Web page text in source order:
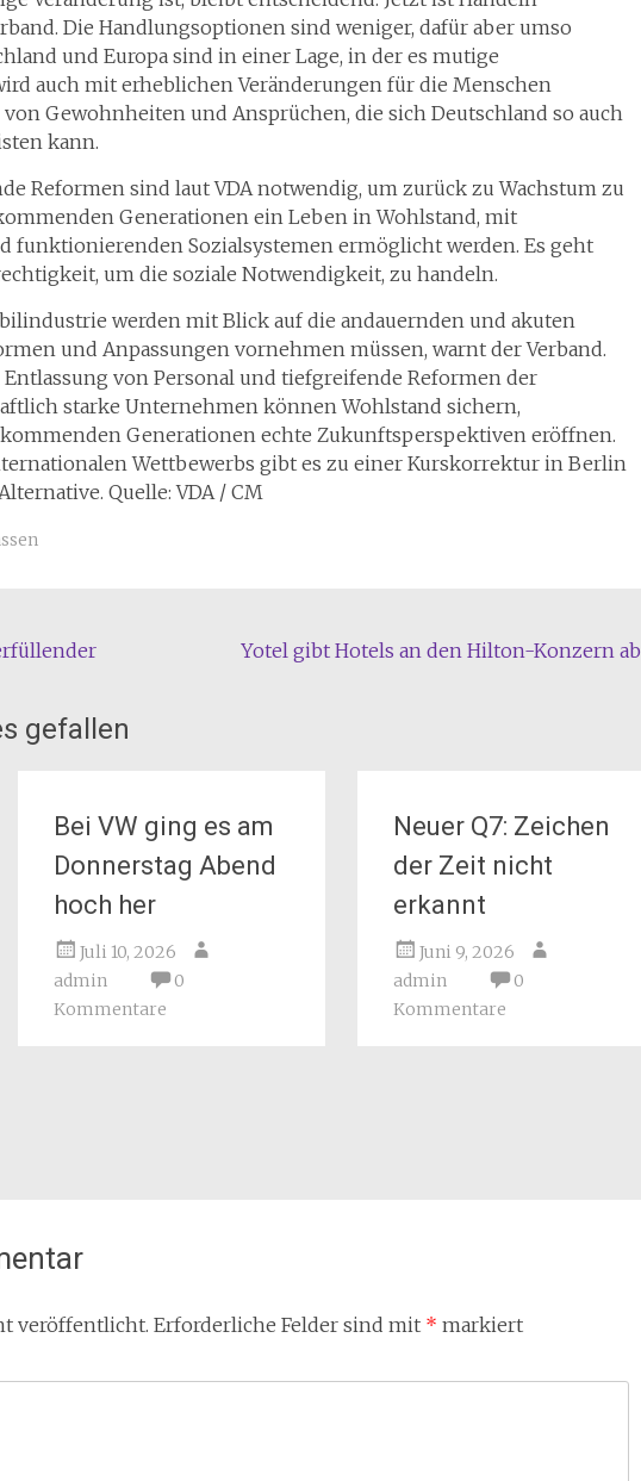
Die Handlungsoptionen sind weniger, dafür aber umso
und Europa sind in einer Lage, in der es mutige
auch mit erheblichen Veränderungen für die Menschen
Gewohnheiten und Ansprüchen, die sich Deutschland so auch
kann.
Reformen sind laut VDA notwendig, um zurück zu Wachstum zu
Generationen ein Leben in Wohlstand, mit
funktionierenden Sozialsystemen ermöglicht werden. Es geht
um die soziale Notwendigkeit, zu handeln.
werden mit Blick auf die andauernden und akuten
und Anpassungen vornehmen müssen, warnt der Verband.
von Personal und tiefgreifende Reformen der
starke Unternehmen können Wohlstand sichern,
Generationen echte Zukunftsperspektiven eröffnen.
Wettbewerbs gibt es zu einer Kurskorrektur in Berlin
Quelle: VDA / CM
Yotel gibt Hotels an den Hilton-Konzern ab
gefallen
Bei VW ging es am
Donnerstag Abend
hoch her
Juli 10, 2026
admin
0
Kommentare
Neuer Q7: Zeichen
der Zeit nicht
erkannt
Juni 9, 2026
admin
0
Kommentare
veröffentlicht. Erforderliche Felder sind mit * markiert